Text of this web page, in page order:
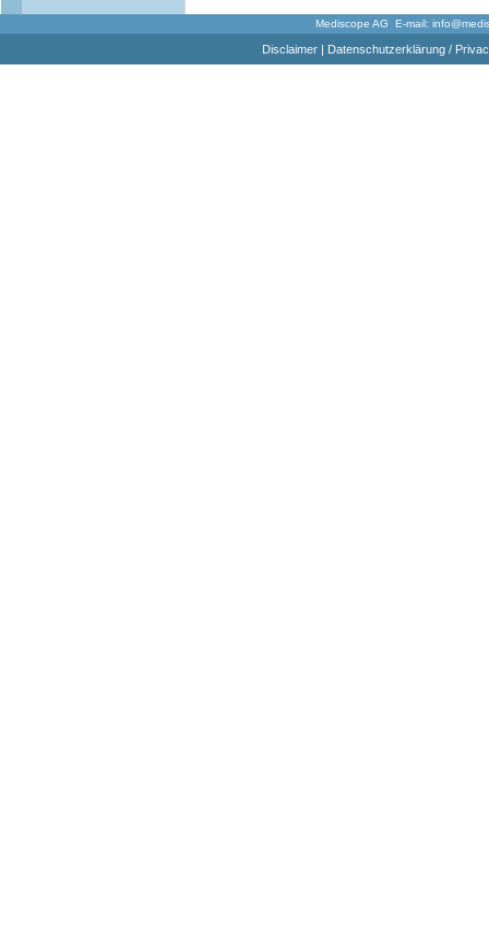
Mediscope AG E-mail:
Disclaimer| Datenschutzerklärung /